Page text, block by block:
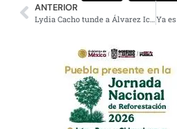
ANTERIOR